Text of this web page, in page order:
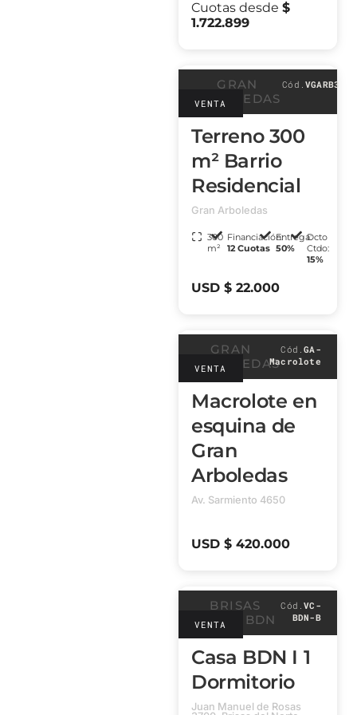
Cuotas desde $
1.722.899
GRAN
ARBOLEDAS
Cód.VGARB3
VENTA
Terreno 300
m² Barrio
Residencial
Gran Arboledas
300
m²
Financiación:
12 Cuotas
Entrega:
50%
Dcto
Ctdo:
15%
USD $ 22.000
GRAN
ARBOLEDAS
Cód.GA-
Macrolote
VENTA
Macrolote en
esquina de
Gran
Arboledas
Av. Sarmiento 4650
USD $ 420.000
BRISAS
CASAS BDN
Cód.VC-
BDN-B
VENTA
Casa BDN I 1
Dormitorio
Juan Manuel de Rosas